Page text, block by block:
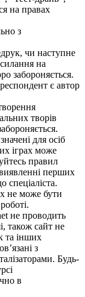
на правах
з
чи наступне
на
забороняється.
є автор
творів
для осіб
іграх може
правил
перших
спеціаліста.
не може бути
не проводить
також сайт не
та інших
з
Будь-
в